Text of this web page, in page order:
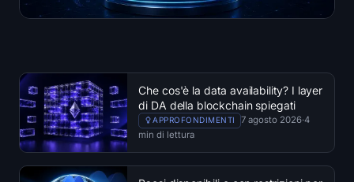
Che cos'è la data availability? I layer
di DA della blockchain spiegati
APPROFONDIMENTI 7 agosto 2026·4
min di lettura